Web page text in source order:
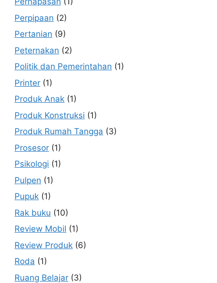
Perpipaan (2)
Pertanian (9)
Peternakan (2)
Politik dan Pemerintahan (1)
Printer (1)
Produk Anak (1)
Produk Konstruksi (1)
Produk Rumah Tangga (3)
Prosesor (1)
Psikologi (1)
Pulpen (1)
Pupuk (1)
Rak buku (10)
Review Mobil (1)
Review Produk (6)
Roda (1)
Ruang Belajar (3)